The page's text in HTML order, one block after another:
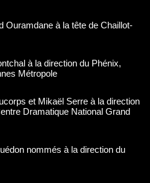
à la direction du Phénix,
Métropole
et Mikaël Serre à la direction
Dramatique National Grand
nommés à la direction du
2026